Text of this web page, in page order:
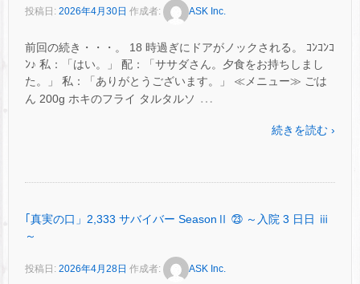
投稿日: 2026年4月30日 作成者: ASK Inc.
前回の続き・・・。 18 時過ぎにドアがノックされる。 ｺﾝｺﾝｺ
ﾝ♪ 私：「はい。」 配：「ササダさん。夕食をお持ちしまし
た。」 私：「ありがとうございます。」 ≪メニュー≫ ごは
ん 200g ホキのフライ タルタルソ …
続きを読む ›
｢真実の口」2,333 サバイバー SeasonⅡ ㉓ ～入院 3 日日 ⅲ
～
投稿日: 2026年4月28日 作成者: ASK Inc.